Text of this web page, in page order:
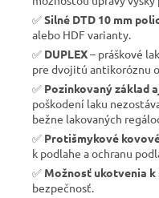
✅Silné DTD 10 mm
alebo HDF varianty.
✅ DUPLEX– práškové
pre dvojitú antikoróznu
✅ Pozinkovaný základ
poškodení laku
bežne lakovaných
✅ Protišmykové
k podlahe a ochranu
✅ Možnosť ukotvenia k
bezpečnosť.